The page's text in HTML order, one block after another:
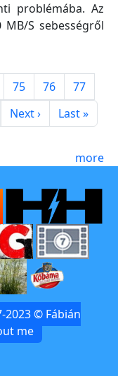
problémába. Az
S sebességről
Page
75 Page
76 Page
77
Next page
Next › Last page
Last »
more
2023 © Fábián
me